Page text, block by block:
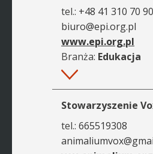
tel.: +48 41 310 70 90
biuro@epi.org.pl
www.epi.org.pl
Branża: Edukacja
Więcej
Stowarzyszenie
tel.: 665519308